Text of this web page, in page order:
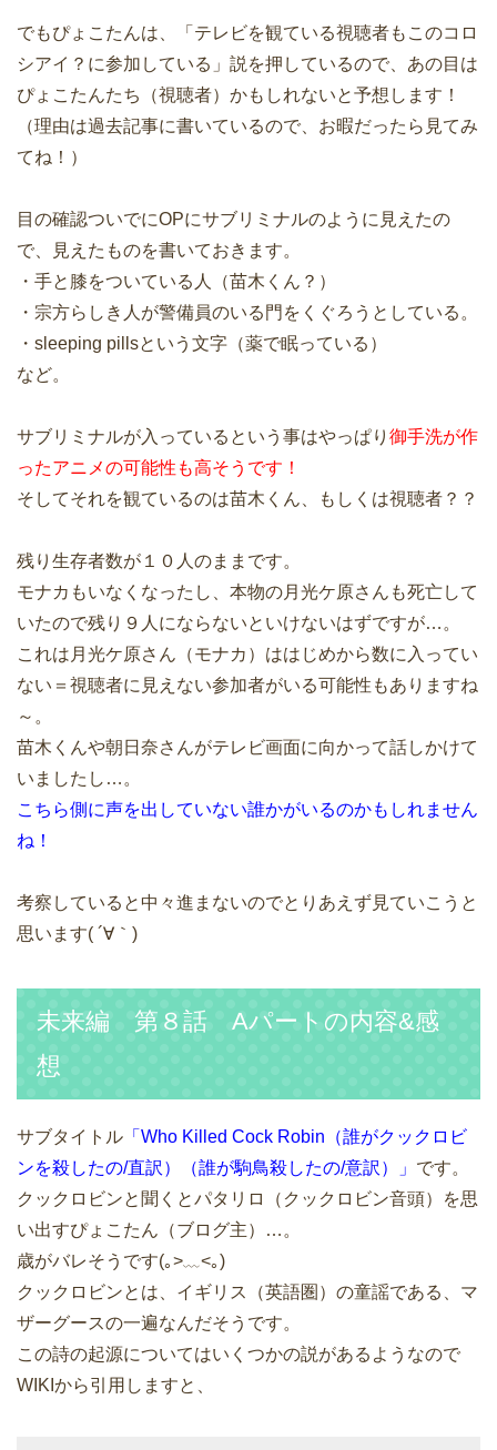
でもぴょこたんは、「テレビを観ている視聴者もこのコロ
シアイ？に参加している」説を押しているので、あの目は
ぴょこたんたち（視聴者）かもしれないと予想します！
（理由は過去記事に書いているので、お暇だったら見てみ
てね！）
目の確認ついでにOPにサブリミナルのように見えたの
で、見えたものを書いておきます。
・手と膝をついている人（苗木くん？）
・宗方らしき人が警備員のいる門をくぐろうとしている。
・sleeping pillsという文字（薬で眠っている）
など。
サブリミナルが入っているという事はやっぱり 御手洗が作
ったアニメの可能性も高そうです！
そしてそれを観ているのは苗木くん、もしくは視聴者？？
残り生存者数が１０人のままです。
モナカもいなくなったし、本物の月光ケ原さんも死亡して
いたので残り９人にならないといけないはずですが…。
これは月光ケ原さん（モナカ）ははじめから数に入ってい
ない＝視聴者に見えない参加者がいる可能性もありますね
～。
苗木くんや朝日奈さんがテレビ画面に向かって話しかけて
いましたし…。
こちら側に声を出していない誰かがいるのかもしれません
ね！
考察していると中々進まないのでとりあえず見ていこうと
思います( ´∀｀)
未来編 第８話 Aパートの内容&感
想
サブタイトル 「Who Killed Cock Robin（誰がクックロビ
ンを殺したの/直訳）（誰が駒鳥殺したの/意訳）」 です。
クックロビンと聞くとパタリロ（クックロビン音頭）を思
い出すぴょこたん（ブログ主）…。
歳がバレそうです(｡>﹏<｡)
クックロビンとは、イギリス（英語圏）の童謡である、マ
ザーグースの一遍なんだそうです。
この詩の起源についてはいくつかの説があるようなので
WIKIから引用しますと、